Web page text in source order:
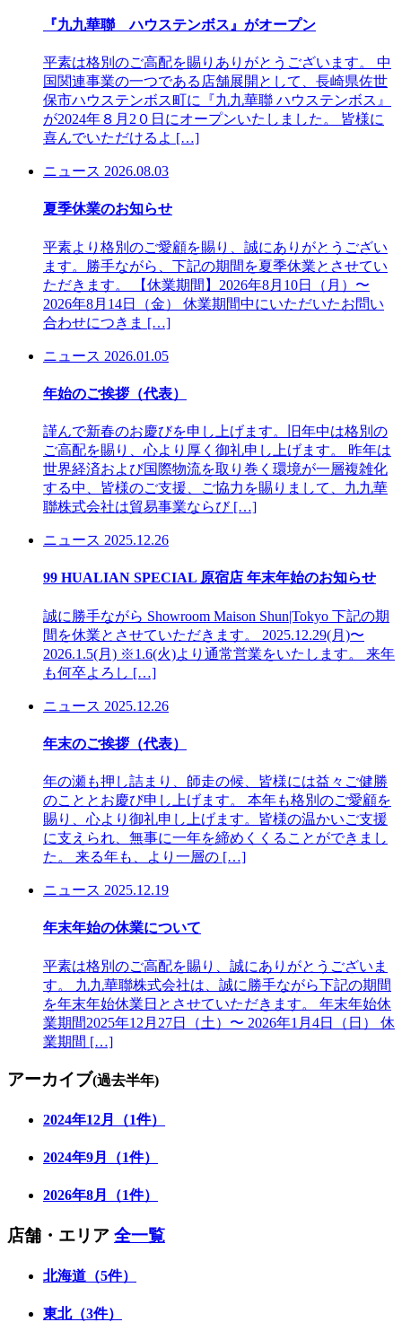
『九九華聯 ハウステンボス』がオープン
平素は格別のご高配を賜りありがとうございます。 中
国関連事業の一つである店舗展開として、長崎県佐世
保市ハウステンボス町に『九九華聯 ハウステンボス』
が2024年８月2０日にオープンいたしました。 皆様に
喜んでいただけるよ […]
ニュース 2026.08.03
夏季休業のお知らせ
平素より格別のご愛顧を賜り、誠にありがとうござい
ます。勝手ながら、下記の期間を夏季休業とさせてい
ただきます。 【休業期間】2026年8月10日（月）〜
2026年8月14日（金） 休業期間中にいただいたお問い
合わせにつきま […]
ニュース 2026.01.05
年始のご挨拶（代表）
謹んで新春のお慶びを申し上げます。旧年中は格別の
ご高配を賜り、心より厚く御礼申し上げます。 昨年は
世界経済および国際物流を取り巻く環境が一層複雑化
する中、皆様のご支援、ご協力を賜りまして、九九華
聯株式会社は貿易事業ならび […]
ニュース 2025.12.26
99 HUALIAN SPECIAL 原宿店 年末年始のお知らせ
誠に勝手ながら Showroom Maison Shun|Tokyo 下記の期
間を休業とさせていただきます。 2025.12.29(月)〜
2026.1.5(月) ※1.6(火)より通常営業をいたします。 来年
も何卒よろし […]
ニュース 2025.12.26
年末のご挨拶（代表）
年の瀬も押し詰まり、師走の候、皆様には益々ご健勝
のこととお慶び申し上げます。 本年も格別のご愛顧を
賜り、心より御礼申し上げます。皆様の温かいご支援
に支えられ、無事に一年を締めくくることができまし
た。 来る年も、より一層の […]
ニュース 2025.12.19
年末年始の休業について
平素は格別のご高配を賜り、誠にありがとうございま
す。 九九華聯株式会社は、誠に勝手ながら下記の期間
を年末年始休業日とさせていただきます。 年末年始休
業期間2025年12月27日（土）〜 2026年1月4日（日） 休
業期間 […]
アーカイブ(過去半年)
2024年12月（1件）
2024年9月（1件）
2026年8月（1件）
店舗・エリア 全一覧
北海道（5件）
東北（3件）